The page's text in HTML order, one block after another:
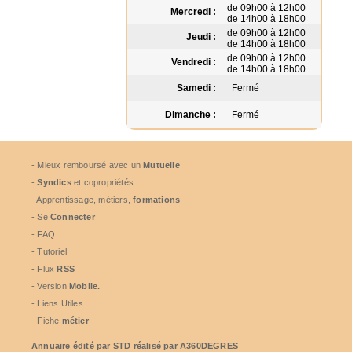
Mercredi :
de 09h00 à 12h00
de 14h00 à 18h00
Jeudi :
de 09h00 à 12h00
de 14h00 à 18h00
Vendredi :
de 09h00 à 12h00
de 14h00 à 18h00
Samedi :
Fermé
Dimanche : Fermé
- Mieux remboursé avec unMutuelle
-Syndicset copropriétés
- Apprentissage, métiers,formations
- Se Connecter
- FAQ
- Tutoriel
- FluxRSS
- Version Mobile.
- Liens Utiles
- Fiche métier
Annuaire édité par STD réalisé par A360DEGRES